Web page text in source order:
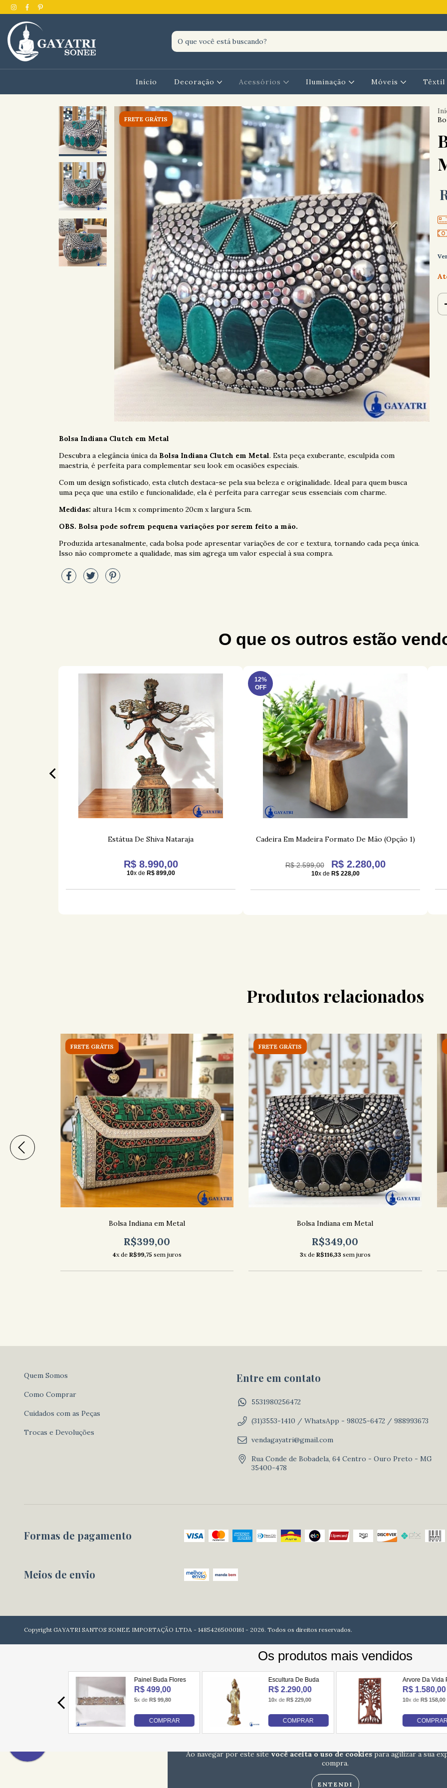
Início Decoração Acessórios Iluminação Móveis Têxtil
Ao navegar por este sitevocê aceita o uso de cookiespara agilizar a sua
compra.
ENTENDI
FRETE GRÁTIS
Bolsa Indiana Clutch em Metal
Descubra a elegância única da Bolsa Indiana Clutch em Metal. Esta peça exuberante, esculpida com
maestria, é perfeita para complementar seu look em ocasiões especiais.
Com um design sofisticado, esta clutch destaca-se pela sua beleza e originalidade. Ideal para quem busca
uma peça que una estilo e funcionalidade, ela é perfeita para carregar seus essenciais com charme.
Medidas: altura 14cm x comprimento 20cm x largura 5cm.
OBS. Bolsa pode sofrem pequena variações por serem feito a mão.
Produzida artesanalmente, cada bolsa pode apresentar variações de cor e textura, tornando cada peça única.
Isso não compromete a qualidade, mas sim agrega um valor especial à sua compra.
O que os outros estão
Estátua De Shiva Nataraja
R$ 8.990,00
10x de R$ 899,00
12%
OFF
Cadeira Em Madeira Formato De Mão (Opção 1)
R$ 2.599,00 R$ 2.280,00
10x de R$ 228,00
Produtos relacionados
FRETE GRÁTIS
Bolsa Indiana em Metal
R$399,00
4x deR$99,75 sem juros
FRETE GRÁTIS
Bolsa Indiana em Metal
R$349,00
3x de R$116,33 sem juros
Quem Somos
Como Comprar
Cuidados com as Peças
Trocas e Devoluções
Entre em contato
5531980256472
(31)3553-1410 / WhatsApp - 98025-6472 / 988993673
vendagayatri@gmail.com
Rua Conde de Bobadela, 64 Centro - Ouro Preto - MG
35400-478
Formas de pagamento
Meios de envio
Copyright GAYATRI SANTOS SONEE IMPORTAÇÃO LTDA - 14854265000161 - 2026. Todos os direitos reservados.